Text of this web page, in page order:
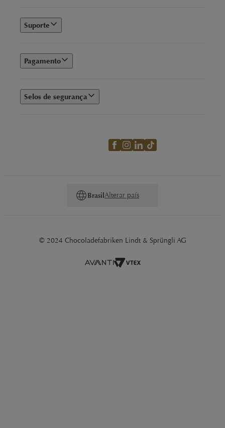
Suporte
Pagamento
Selos de segurança
BrasilAlterar país
© 2024 Chocoladefabriken Lindt & Sprüngli AG